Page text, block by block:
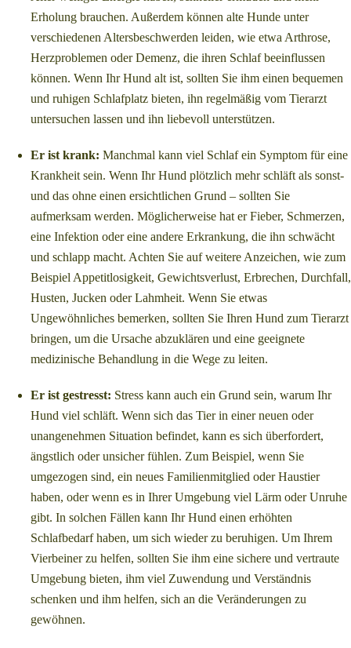
Erholung brauchen. Außerdem können alte Hunde unter
verschiedenen Altersbeschwerden leiden, wie etwa Arthrose,
Herzproblemen oder Demenz, die ihren Schlaf beeinflussen
können. Wenn Ihr Hund alt ist, sollten Sie ihm einen bequemen
und ruhigen Schlafplatz bieten, ihn regelmäßig vom Tierarzt
untersuchen lassen und ihn liebevoll unterstützen.
Er ist krank: Manchmal kann viel Schlaf ein Symptom für eine
Krankheit sein. Wenn Ihr Hund plötzlich mehr schläft als sonst-
und das ohne einen ersichtlichen Grund – sollten Sie
aufmerksam werden. Möglicherweise hat er Fieber, Schmerzen,
eine Infektion oder eine andere Erkrankung, die ihn schwächt
und schlapp macht. Achten Sie auf weitere Anzeichen, wie zum
Beispiel Appetitlosigkeit, Gewichtsverlust, Erbrechen, Durchfall,
Husten, Jucken oder Lahmheit. Wenn Sie etwas
Ungewöhnliches bemerken, sollten Sie Ihren Hund zum Tierarzt
bringen, um die Ursache abzuklären und eine geeignete
medizinische Behandlung in die Wege zu leiten.
Er ist gestresst: Stress kann auch ein Grund sein, warum Ihr
Hund viel schläft. Wenn sich das Tier in einer neuen oder
unangenehmen Situation befindet, kann es sich überfordert,
ängstlich oder unsicher fühlen. Zum Beispiel, wenn Sie
umgezogen sind, ein neues Familienmitglied oder Haustier
haben, oder wenn es in Ihrer Umgebung viel Lärm oder Unruhe
gibt. In solchen Fällen kann Ihr Hund einen erhöhten
Schlafbedarf haben, um sich wieder zu beruhigen. Um Ihrem
Vierbeiner zu helfen, sollten Sie ihm eine sichere und vertraute
Umgebung bieten, ihm viel Zuwendung und Verständnis
schenken und ihm helfen, sich an die Veränderungen zu
gewöhnen.